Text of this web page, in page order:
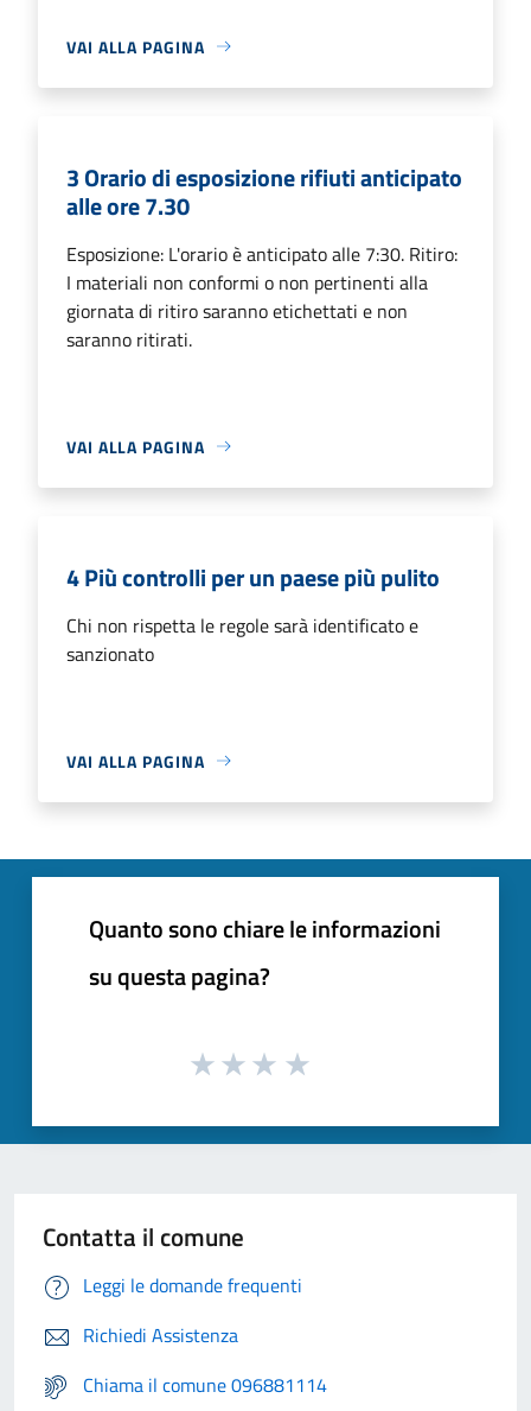
VAI ALLA PAGINA
3 Orario di esposizione rifiuti anticipato
alle ore 7.30
Esposizione: L'orario è anticipato alle 7:30. Ritiro:
I materiali non conformi o non pertinenti alla
giornata di ritiro saranno etichettati e non
saranno ritirati.
VAI ALLA PAGINA
4 Più controlli per un paese più pulito
Chi non rispetta le regole sarà identificato e
sanzionato
VAI ALLA PAGINA
Quanto sono chiare le informazioni
su questa pagina?
Contatta il comune
Leggi le domande frequenti
Richiedi Assistenza
Chiama il comune 096881114